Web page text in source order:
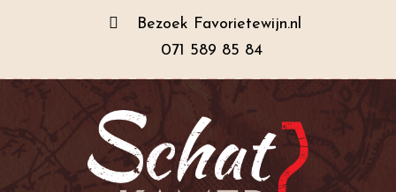
Bezoek Favorietewijn.nl
071 589 85 84